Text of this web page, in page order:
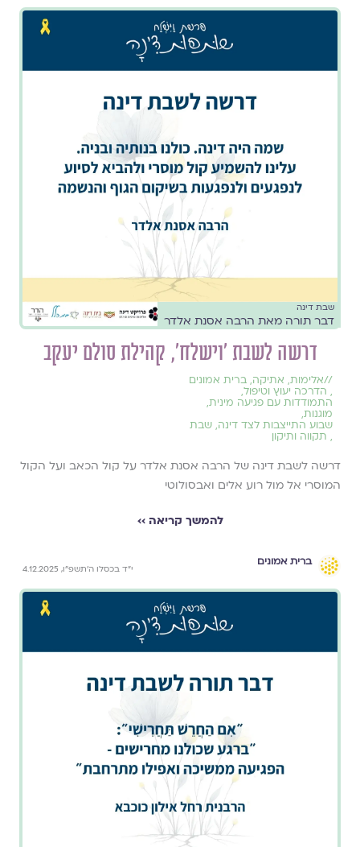
שבת דינה
דבר תורה מאת הרבה אסנת אלדר
דרשה לשבת ׳וישלח׳, קהילת סולם יעקב
//אלימות, אתיקה, ברית אמונים
, הדרכה יעוץ וטיפול,
התמודדות עם פגיעה מינית,
מוגנות,
שבוע התייצבות לצד דינה, שבת
, תקווה ותיקון
דרשה לשבת דינה של הרבה אסנת אלדר על קול הכאב ועל הקול
המוסרי אל מול רוע אלים ואבסולוטי
להמשך קריאה ››
ברית אמונים
י״ד בכסלו ה׳תשפ״ו, 4.12.2025